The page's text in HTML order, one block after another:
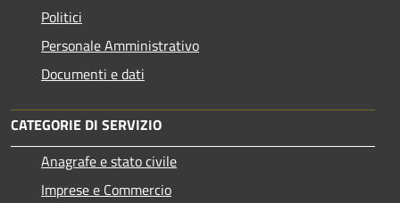
Politici
Personale Amministrativo
Documenti e dati
CATEGORIE DI SERVIZIO
Anagrafe e stato civile
Imprese e Commercio